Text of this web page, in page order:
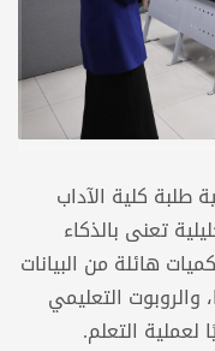
كلية الآداب
تعنى بالذكاء
هائلة من البيانات
التعليمي
لعملية التعلم.